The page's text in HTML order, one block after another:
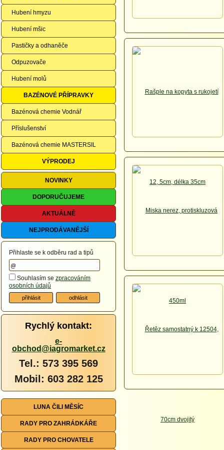
Hubení hmyzu
Hubení mšic
Pastičky a odhaněče
Odpuzovače
Hubení molů
BAZÉNOVÉ PŘÍPRAVKY
Bazénová chemie Vodnář
Příslušenství
Bazénová chemie MASTERSIL
VÝPRODEJ
NOVINKY
DOPORUČUJEME
AKTUÁLNĚ
NEJPRODÁVANĚJŠÍ
Přihlaste se k odběru rad a tipů
Souhlasím se zpracováním
osobních údajů
Rychlý kontakt:
e-
obchod@iagromarket.cz
Tel.: 573 395 569
Mobil: 603 282 125
LUNA ČILI MĚSÍC
RADY PRO ZAHRÁDKÁŘE
RADY PRO CHOVATELE